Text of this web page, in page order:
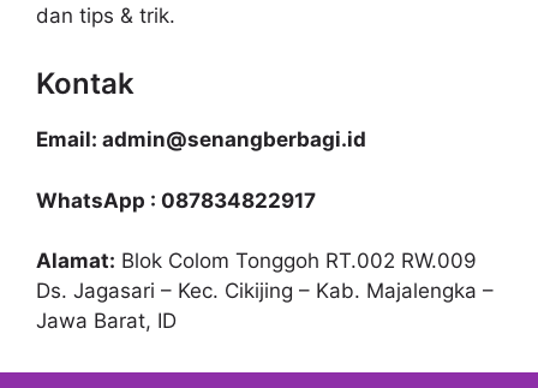
dan tips & trik.
Kontak
Email: admin@senangberbagi.id
WhatsApp : 087834822917
Alamat: Blok Colom Tonggoh RT.002 RW.009
Ds. Jagasari – Kec. Cikijing – Kab. Majalengka –
Jawa Barat, ID